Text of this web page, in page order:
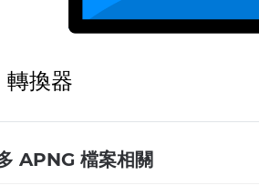
轉換器
APNG 檔案相關